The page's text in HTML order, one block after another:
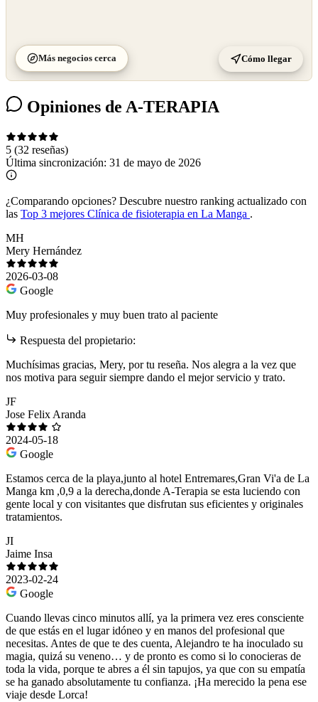
Más negocios cerca Cómo llegar
Opiniones de A-TERAPIA
5 (32 reseñas)
Última sincronización: 31 de mayo de 2026
¿Comparando opciones? Descubre nuestro ranking actualizado con
las Top 3 mejores Clínica de fisioterapia en La Manga .
MH
Mery Hernández
2026-03-08
Google
Muy profesionales y muy buen trato al paciente
Respuesta del propietario:
Muchísimas gracias, Mery, por tu reseña. Nos alegra a la vez que
nos motiva para seguir siempre dando el mejor servicio y trato.
JF
Jose Felix Aranda
2024-05-18
Google
Estamos cerca de la playa,junto al hotel Entremares,Gran Vi'a de La
Manga km ,0,9 a la derecha,donde A-Terapia se esta luciendo con
gente local y con visitantes que disfrutan sus eficientes y originales
tratamientos.
JI
Jaime Insa
2023-02-24
Google
Cuando llevas cinco minutos allí, ya la primera vez eres consciente
de que estás en el lugar idóneo y en manos del profesional que
necesitas. Antes de que te des cuenta, Alejandro te ha inoculado su
magia, quizá su veneno… y de pronto es como si lo conocieras de
toda la vida, porque te abres a él sin tapujos, ya que con su empatía
se ha ganado absolutamente tu confianza. ¡Ha merecido la pena ese
viaje desde Lorca!